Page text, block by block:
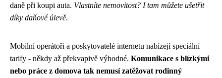
daně při koupi auta. Vlastníte nemovitost? I tam můžete ušetřit
díky daňové úlevě.
Mobilní operátoři a poskytovatelé internetu nabízejí speciální
tarify - někdy až překvapivě výhodné. Komunikace s blízkými
nebo práce z domova tak nemusí zatěžovat rodinný